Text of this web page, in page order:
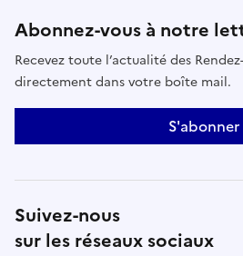
Abonnez-vous à notre
Recevez toute l’actualité des
directement dans votre boîte mail.
S'abonner
Suivez-nous
sur les réseaux sociaux